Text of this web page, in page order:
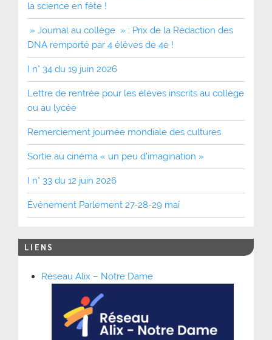
la science en fête !
» Journal au collège » : Prix de la Rédaction des
DNA remporté par 4 élèves de 4e !
I n° 34 du 19 juin 2026
Lettre de rentrée pour les élèves inscrits au collège
ou au lycée
Remerciement journée mondiale des cultures
Sortie au cinéma « un peu d’imagination »
I n° 33 du 12 juin 2026
Événement Parlement 27-28-29 mai
LIENS
Réseau Alix – Notre Dame